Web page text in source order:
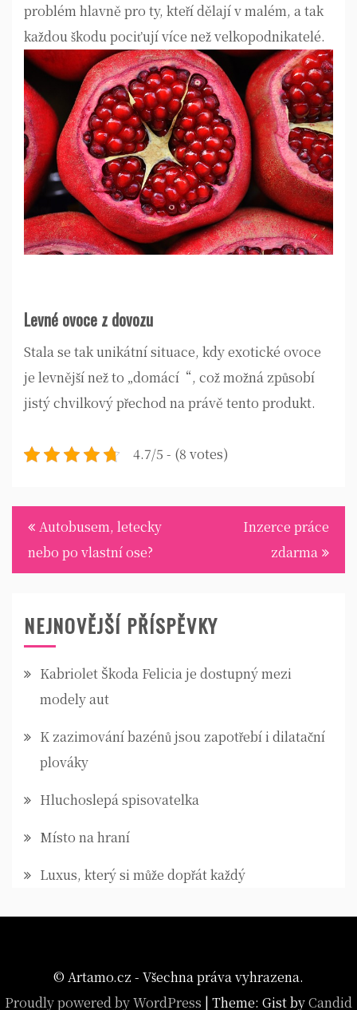
problém hlavně pro ty, kteří dělají v malém, a tak
každou škodu pociťují více než velkopodnikatelé.
Levné ovoce z dovozu
Stala se tak unikátní situace, kdy exotické ovoce
je levnější než to „domácí“, což možná způsobí
jistý chvilkový přechod na právě tento produkt.
4.7/5 - (8 votes)
Navigace
pro
příspěvek
Autobusem, letecky
nebo po vlastní ose?
Inzerce práce
zdarma
NEJNOVĚJŠÍ PŘÍSPĚVKY
Kabriolet Škoda Felicia je dostupný mezi
modely aut
K zazimování bazénů jsou zapotřebí i dilatační
plováky
Hluchoslepá spisovatelka
Místo na hraní
Luxus, který si může dopřát každý
© Artamo.cz - Všechna práva vyhrazena.
Proudly powered by WordPress | Theme: Gist byCandid